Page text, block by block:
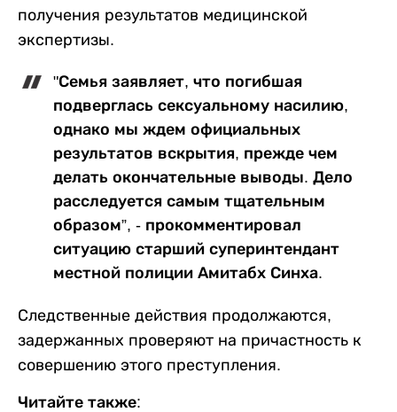
получения результатов медицинской
экспертизы.
"Семья заявляет, что погибшая
подверглась сексуальному насилию,
однако мы ждем официальных
результатов вскрытия, прежде чем
делать окончательные выводы. Дело
расследуется самым тщательным
образом”, - прокомментировал
ситуацию старший суперинтендант
местной полиции Амитабх Синха.
Следственные действия продолжаются,
задержанных проверяют на причастность к
совершению этого преступления.
Читайте также: